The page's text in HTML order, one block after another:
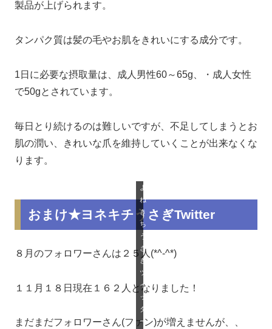
製品が上げられます。
タンパク質は髪の毛やお肌をきれいにする成分です。
1日に必要な摂取量は、成人男性60～65g、・成人女性
で50gとされています。
毎日とり続けるのは難しいですが、不足してしまうとお
肌の潤い、きれいな爪を維持していくことが出来なくな
ります。
おまけ★ヨネキチうさぎTwitter
８月のフォロワーさんは２５人(*^-^*)
１１月１８日現在１６２人となりました！
まだまだフォロワーさん(ファン)が増えませんが、、
よ
ね
き
ち
う
さ
ぎ
ツ
イ
ッ
タ
ー